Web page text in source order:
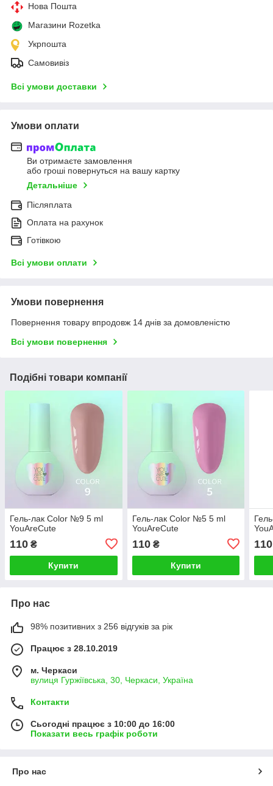
Нова Пошта
Магазини Rozetka
Укрпошта
Самовивіз
Всі умови доставки
Умови оплати
Ви отримаєте замовлення
або гроші повернуться на вашу картку
Детальніше
Післяплата
Оплата на рахунок
Готівкою
Всі умови оплати
Умови повернення
Повернення товару впродовж 14 днів за домовленістю
Всі умови повернення
Подібні товари компанії
Гель-лак Color №9 5 ml
YouAreCute
110 ₴
Купити
Гель-лак Color №5 5 ml
YouAreCute
110₴
Купити
110
Про нас
98% позитивних з 256 відгуків за рік
Працює з 28.10.2019
м. Черкаси
вулиця Гуржіївська, 30, Черкаси, Україна
Контакти
Сьогодні працює з 10:00 до 16:00
Показати весь графік роботи
Про нас